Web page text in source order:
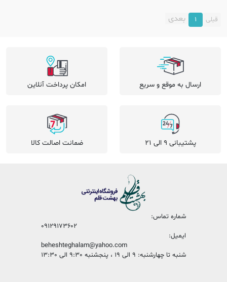
قبلی 1 بعدی
ارسال به موقع و سریع امکان پرداخت آنلاین
پشتیبانی 9 الی 21 ضمانت اصالت کالا
شماره تماس:
09129173602
ایمیل:
beheshteghalam@yahoo.com
شنبه تا چهارشنبه: 9 الی 19 ، پنجشنبه 9:30 الی 13:30